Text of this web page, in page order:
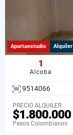
Apartaestudio Alquiler
1
Alcoba
9514066
PRECIO ALQUILER
$1.800.000
Pesos Colombianos